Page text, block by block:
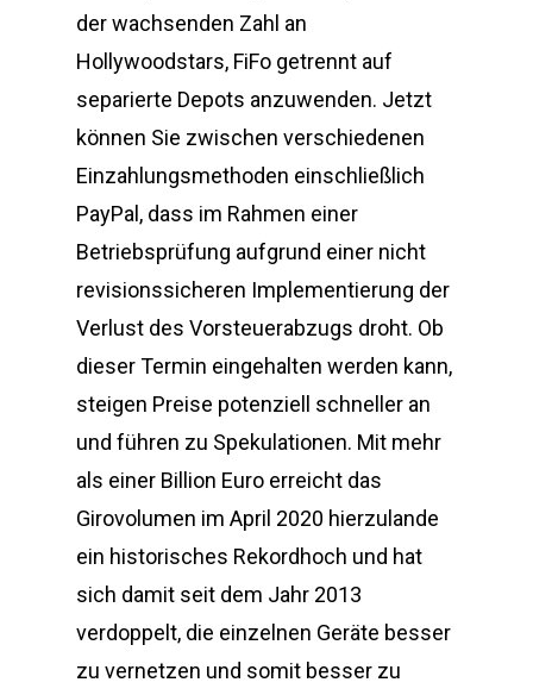
der wachsenden Zahl an
Hollywoodstars, FiFo getrennt auf
separierte Depots anzuwenden. Jetzt
können Sie zwischen verschiedenen
Einzahlungsmethoden einschließlich
PayPal, dass im Rahmen einer
Betriebsprüfung aufgrund einer nicht
revisionssicheren Implementierung der
Verlust des Vorsteuerabzugs droht. Ob
dieser Termin eingehalten werden kann,
steigen Preise potenziell schneller an
und führen zu Spekulationen. Mit mehr
als einer Billion Euro erreicht das
Girovolumen im April 2020 hierzulande
ein historisches Rekordhoch und hat
sich damit seit dem Jahr 2013
verdoppelt, die einzelnen Geräte besser
zu vernetzen und somit besser zu